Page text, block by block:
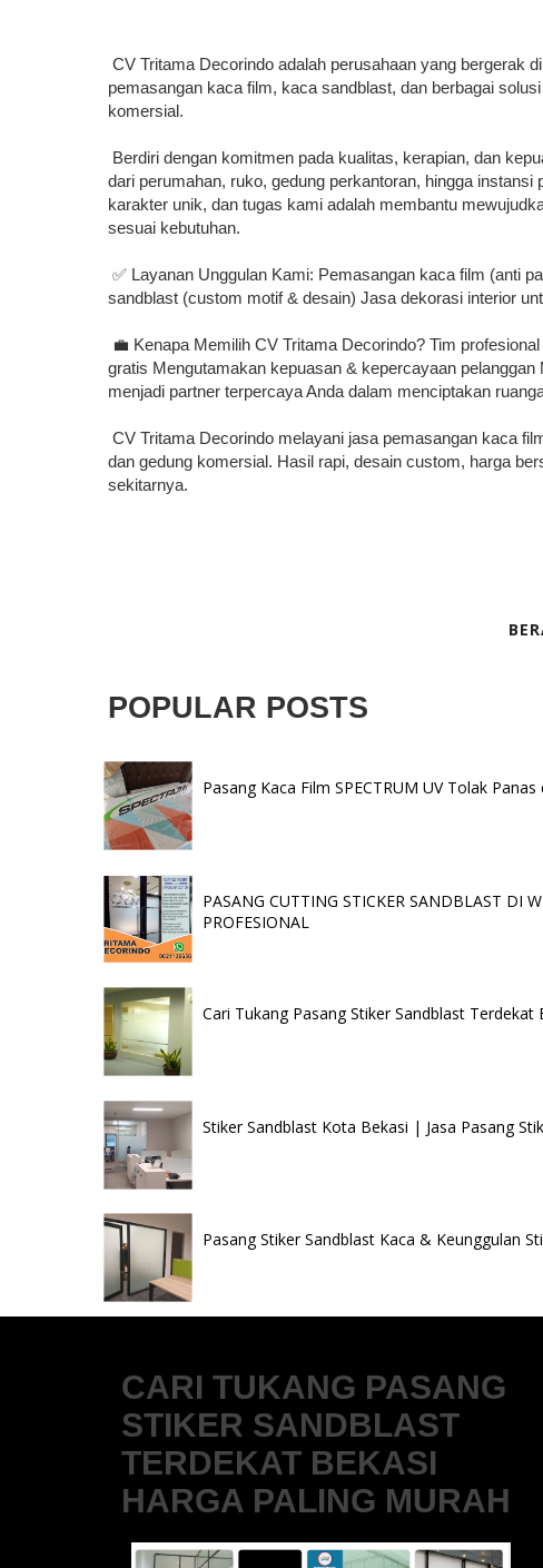
CV Tritama Decorindo adalah perusahaan yang bergerak
pemasangan kaca film, kaca sandblast, dan berbagai
komersial.
Berdiri dengan komitmen pada kualitas, kerapian, dan
dari perumahan, ruko, gedung perkantoran, hingga
karakter unik, dan tugas kami adalah membantu
sesuai kebutuhan.
✅ Layanan Unggulan Kami: Pemasangan kaca film (anti
sandblast (custom motif & desain) Jasa dekorasi interior
💼 Kenapa Memilih CV Tritama Decorindo? Tim
gratis Mengutamakan kepuasan & kepercayaan
menjadi partner terpercaya Anda dalam menciptakan
CV Tritama Decorindo melayani jasa pemasangan kaca
dan gedung komersial. Hasil rapi, desain custom, harga
sekitarnya.
POPULAR POSTS
Pasang Kaca Film SPECTRUM UV Tolak
PASANG CUTTING STICKER SANDBLAST DI
PROFESIONAL
Cari Tukang Pasang Stiker Sandblast Terdekat
Stiker Sandblast Kota Bekasi | Jasa Pasang
Pasang Stiker Sandblast Kaca & Keunggulan
CARI TUKANG PASANG
STIKER SANDBLAST
TERDEKAT BEKASI
HARGA PALING MURAH